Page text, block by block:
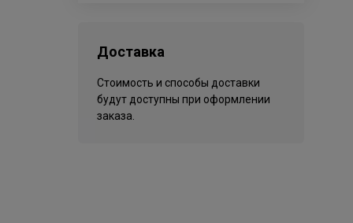
Доставка
Стоимость и способы доставки
будут доступны при оформлении
заказа.